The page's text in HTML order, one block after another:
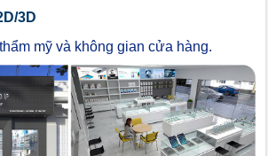
3D
mỹ và không gian cửa hàng.